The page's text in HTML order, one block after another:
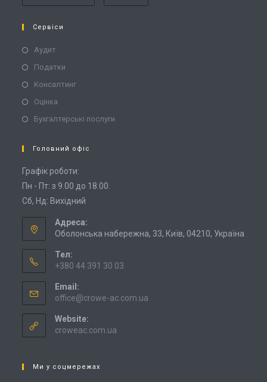
Сервіси
Аудит
Податки
Консалтинг
Оцінка
Бухгалтерські послуги
Головний офіс
Графік роботи:
Пн - Пт: з 9.00 до 18.00.
Сб, Нд: Вихідний
Адреса:
Оболонська набережна, 33, Київ, 04210, Україна
Тел:
+380 44 391 30 03
Email:
office@crowe-ac.com.ua
Website:
croweac.com.ua
Ми у соцмережах